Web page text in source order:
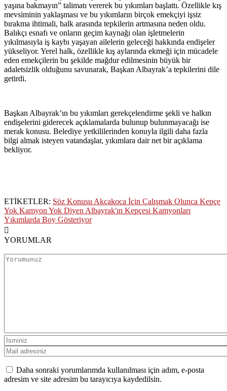
yaşına bakmayın” talimatı vererek bu yıkımları başlattı. Özellikle kış
mevsiminin yaklaşması ve bu yıkımların birçok emekçiyi işsiz
bırakma ihtimali, halk arasında tepkilerin artmasına neden oldu.
Balıkçı esnafı ve onların geçim kaynağı olan işletmelerin
yıkılmasıyla iş kaybı yaşayan ailelerin geleceği hakkında endişeler
yükseliyor. Yerel halk, özellikle kış aylarında ekmeği için mücadele
eden emekçilerin bu şekilde mağdur edilmesinin büyük bir
adaletsizlik olduğunu savunarak, Başkan Albayrak’a tepkilerini dile
getirdi.
Başkan Albayrak’ın bu yıkımları gerekçelendirme şekli ve halkın
endişelerini giderecek açıklamalarda bulunup bulunmayacağı ise
merak konusu. Belediye yetkililerinden konuyla ilgili daha fazla
bilgi almak isteyen vatandaşlar, yıkımlara dair net bir açıklama
bekliyor.
ETİKETLER: Söz Konusu Akçakoca İçin Çalışmak Olunca Kepçe
Yok Kamyon Yok Diyen Albayrak'ın Kepçesi Kamyonları
Yıkımlarda Boy Gösteriyor
YORUMLAR
Daha sonraki yorumlarımda kullanılması için adım, e-posta
adresim ve site adresim bu tarayıcıya kaydedilsin.